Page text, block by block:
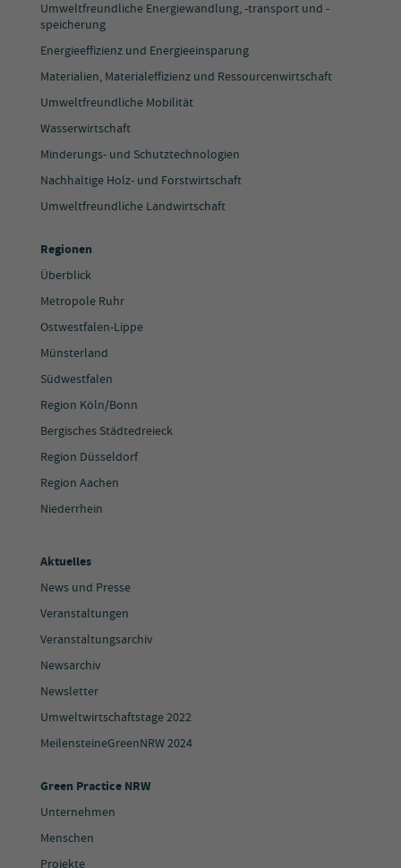
Umweltfreundliche Energiewandlung, -transport und -
speicherung
Energieeffizienz und Energieeinsparung
Materialien, Materialeffizienz und Ressourcenwirtschaft
Umweltfreundliche Mobilität
Wasserwirtschaft
Minderungs- und Schutztechnologien
Nachhaltige Holz- und Forstwirtschaft
Umweltfreundliche Landwirtschaft
Regionen
Überblick
Metropole Ruhr
Ostwestfalen-Lippe
Münsterland
Südwestfalen
Region Köln/Bonn
Bergisches Städtedreieck
Region Düsseldorf
Region Aachen
Niederrhein
Aktuelles
News und Presse
Veranstaltungen
Veranstaltungsarchiv
Newsarchiv
Newsletter
Umweltwirtschaftstage 2022
MeilensteineGreenNRW 2024
Green Practice NRW
Unternehmen
Menschen
Projekte